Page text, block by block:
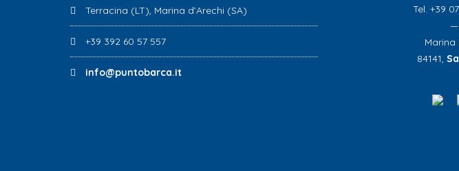
Terracina (LT), Marina d’Arechi (SA)
+39 392 60 57 557
info@puntobarca.it
Tel. +39
Marina
84141,